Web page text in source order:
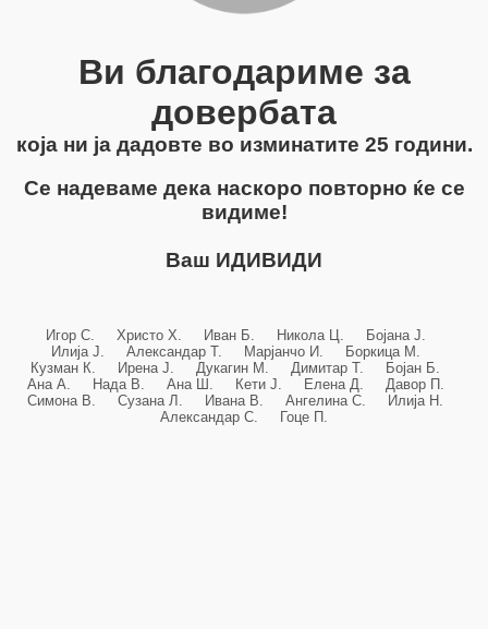
Ви благодариме за
довербата
која ни ја дадовте во изминатите 25 години.
Се надеваме дека наскоро повторно ќе се
видиме!
Ваш ИДИВИДИ
Игор С. Христо Х. Иван Б. Никола Ц. Бојана Ј.
Илија Ј. Александар Т. Марјанчо И. Боркица М.
Кузман К. Ирена Ј. Дукагин М. Димитар Т. Бојан Б.
Ана А. Нада В. Ана Ш. Кети Ј. Елена Д. Давор П.
Симона В. Сузана Л. Ивана В. Ангелина С. Илија Н.
Александар С. Гоце П.